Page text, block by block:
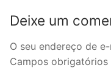
Deixe um
O seu endereço de
Campos